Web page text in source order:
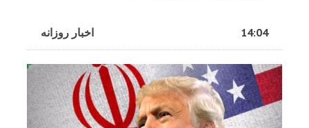
اخبار روزانه 14:04